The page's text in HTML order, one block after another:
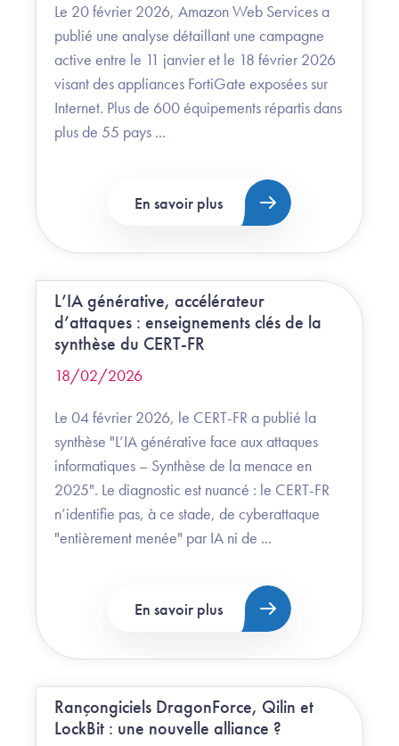
Le 20 février 2026, Amazon Web Services a
publié une analyse détaillant une campagne
active entre le 11 janvier et le 18 février 2026
visant des appliances FortiGate exposées sur
Internet. Plus de 600 équipements répartis dans
plus de 55 pays ...
En savoir plus
L’IA générative, accélérateur
d’attaques : enseignements clés de la
synthèse du CERT-FR
18/02/2026
Le 04 février 2026, le CERT-FR a publié la
synthèse "L’IA générative face aux attaques
informatiques – Synthèse de la menace en
2025". Le diagnostic est nuancé : le CERT-FR
n’identifie pas, à ce stade, de cyberattaque
"entièrement menée" par IA ni de ...
En savoir plus
Rançongiciels DragonForce, Qilin et
LockBit : une nouvelle alliance ?